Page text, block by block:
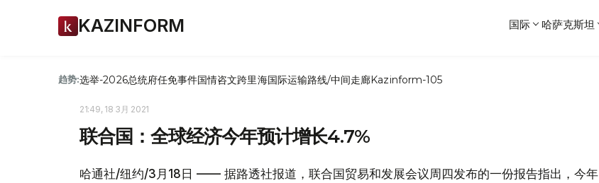
KAZINFORM 国际 哈萨克斯坦
趋势:选举-2026总统府任免事件国情咨文跨里海国际运输路线/中间走廊Kazinform-105
21:49, 18 3月 2021
联合国：全球经济今年预计增长4.7%
哈通社/纽约/3月18日 —— 据路透社报道，联合国贸易和发展会议周四发布的一份报告指出，今年